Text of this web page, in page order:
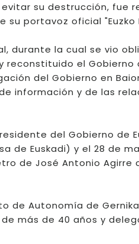
su destrucción, fue
su portavoz oficial "Euzko
durante la cual se vio
el Gobierno
del Gobierno en
información y de las
del Gobierno de
de Euskadi) y el 28 de
de José Antonio Agirre
de Autonomía de
más de 40 años y